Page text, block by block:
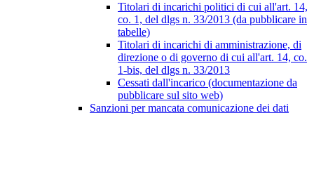
Titolari di incarichi politici di cui all'art. 14,
co. 1, del dlgs n. 33/2013 (da pubblicare in
tabelle)
Titolari di incarichi di amministrazione, di
direzione o di governo di cui all'art. 14, co.
1-bis, del dlgs n. 33/2013
Cessati dall'incarico (documentazione da
pubblicare sul sito web)
Sanzioni per mancata comunicazione dei dati